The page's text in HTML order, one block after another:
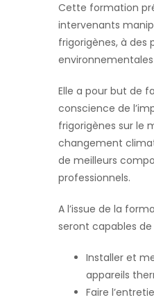
Cette formation
intervenants
frigorigènes, à des
Elle a pour but de
conscience de
frigorigènes sur le
changement
de meilleurs
professionnels.
A l’issue de la
seront capables de
Installer et
appareils
Faire